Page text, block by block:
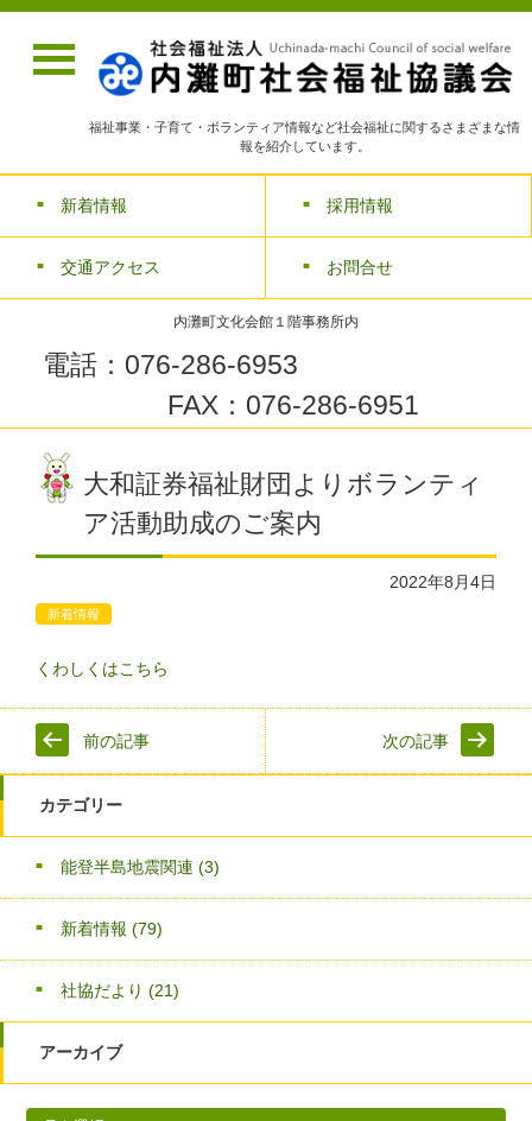
福祉事業・子育て・ボランティア情報など社会福祉に関するさまざまな情
報を紹介しています。
新着情報 採用情報
交通アクセス お問合せ
内灘町文化会館１階事務所内
電話：076-286-6953
FAX：076-286-6951
大和証券福祉財団よりボランティ
ア活動助成のご案内
2022年8月4日
新着情報
くわしくはこちら
前の記事 次の記事
カテゴリー
能登半島地震関連 (3)
新着情報 (79)
社協だより (21)
アーカイブ
アーカイブ